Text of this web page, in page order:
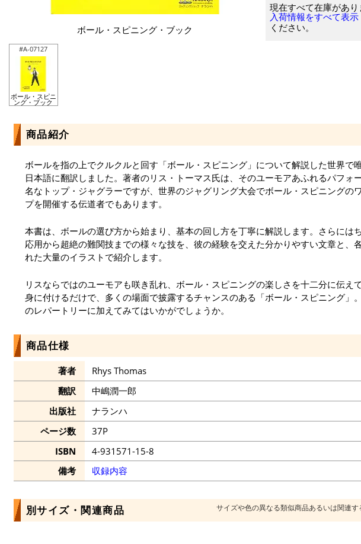
ボール・スピニング・ブック
#A-07127
ボール・スピニ
ング・ブック
現在すべて在庫があり
入荷情報をすべて表示
ください。
商品紹介
ボールを指の上でクルクルと回す「ボール・スピニング」について解説した世界で
日本語に翻訳しました。著者のリス・トーマス氏は、そのユーモアあふれるパフォ
名なトップ・ジャグラーですが、世界のジャグリング大会でボール・スピニングの
プを開催する伝道者でもあります。
本書は、ボールの選び方から始まり、基本の回し方を丁寧に解説します。さらには
応用から超絶の難関技までの様々な技を、彼の経験を交えた分かりやすい文章と、
れた大量のイラストで紹介します。
リスならではのユーモアも咲き乱れ、ボール・スピニングの楽しさを十二分に伝えて
身に付けるだけで、多くの場面で披露するチャンスのある「ボール・スピニング」
のレパートリーに加えてみてはいかがでしょうか。
商品仕様
著者
Rhys Thomas
翻訳
中嶋潤一郎
出版社
ナランハ
ページ数
37P
ISBN
4-931571-15-8
備考
収録内容
別サイズ・関連商品 サイズや色の異なる類似商品あるいは関連